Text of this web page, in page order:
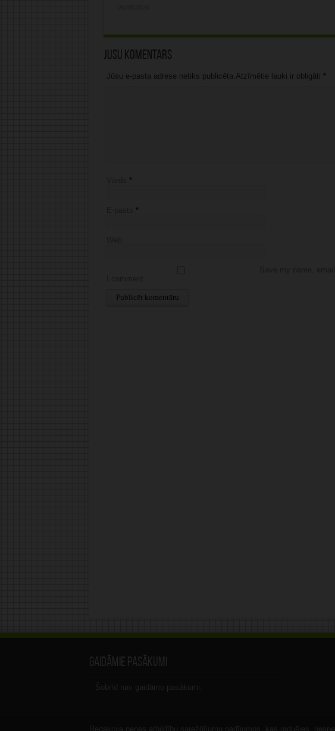
Jūsu komentārs
Jūsu e-pasta adrese netiks publicēta.Atzīmētie lauki ir obligāti *
*
*
Gaidāmie pasākumi
Šobrīd nav gaidāmo pasākumi.
Redakcija nenes atbildību sarežģījumu gadījumos, kas radušies,